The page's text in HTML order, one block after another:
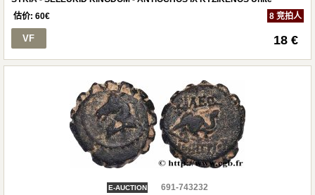
估价: 60€ 8 竞拍人
VF 18 €
E-AUCTION
691-743232